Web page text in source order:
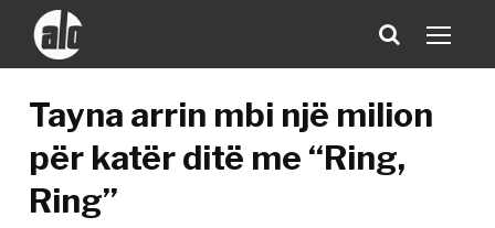
Tayna arrin mbi një milion
për katër ditë me “Ring,
Ring”